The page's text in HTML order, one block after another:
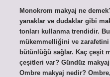
Monokrom makyaj ne
yanaklar ve dudaklar gibi
tonları kullanma trendidir.
mükemmelliğini ve zarafetini
bütünlüğü sağlar. Kaç çeşit
çeşitleri var? Gündüz
Ombre makyaj nedir?